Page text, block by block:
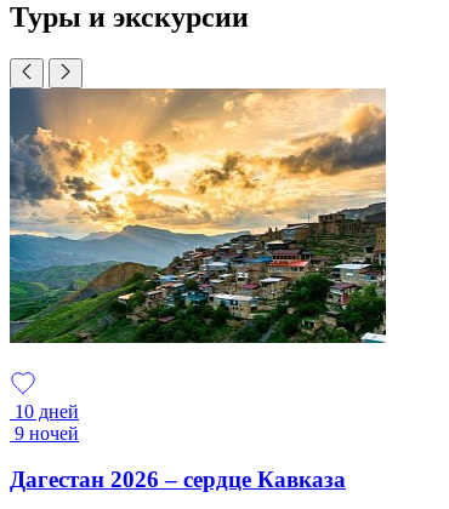
Туры и экскурсии
10 дней
9 ночей
Дагестан 2026 – сердце Кавказа